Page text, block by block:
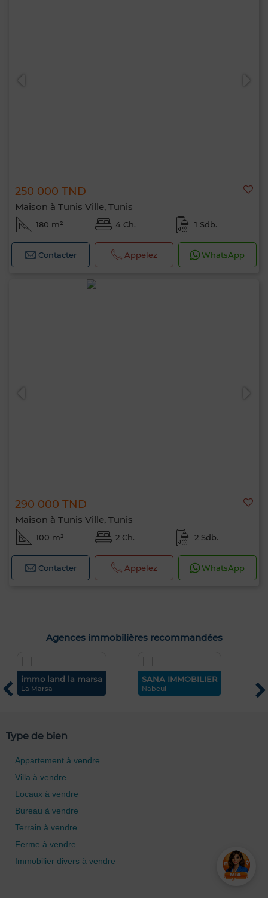
250 000 TND
Maison à Tunis Ville, Tunis
180 m² 4 Ch. 1 Sdb.
Contacter Appelez WhatsApp
290 000 TND
Maison à Tunis Ville, Tunis
100 m² 2 Ch. 2 Sdb.
Contacter Appelez WhatsApp
Agences immobilières recommandées
immo land la marsa
La Marsa
SANA IMMOBILIER
Nabeul
Type de bien
Appartement à vendre
Villa à vendre
Locaux à vendre
Bureau à vendre
Terrain à vendre
Ferme à vendre
Immobilier divers à vendre